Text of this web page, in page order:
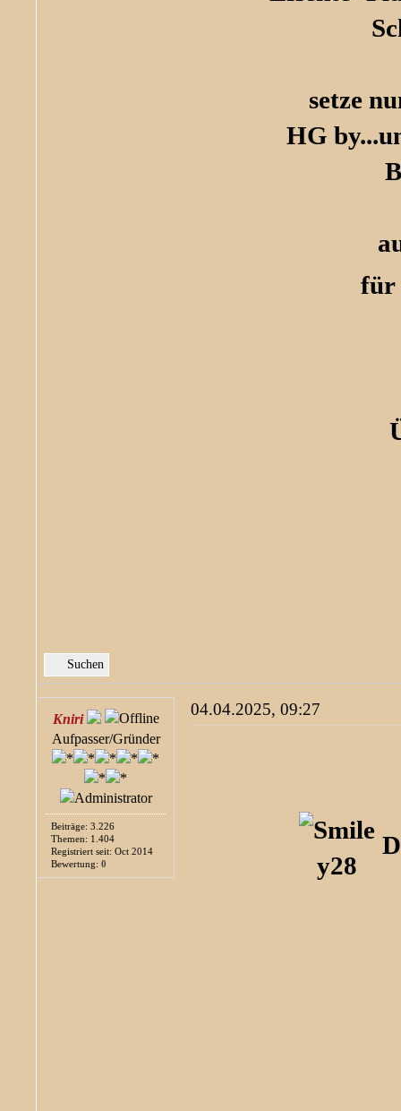
setze
HG by...
für
Suchen
Kniri
Aufpasser/Gründer
Beiträge: 3.226
Themen: 1.404
Registriert seit: Oct 2014
Bewertung: 0
04.04.2025, 09:27